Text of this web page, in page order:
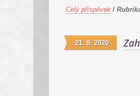
Celý příspěvek /
21. 8. 2020